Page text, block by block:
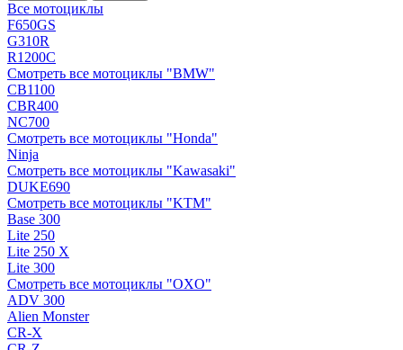
Все мотоциклы
F650GS
G310R
R1200C
Смотреть все мотоциклы "BMW"
CB1100
CBR400
NC700
Смотреть все мотоциклы "Honda"
Ninja
Смотреть все мотоциклы "Kawasaki"
DUKE690
Смотреть все мотоциклы "KTM"
Base 300
Lite 250
Lite 250 X
Lite 300
Смотреть все мотоциклы "OXO"
ADV 300
Alien Monster
CR-X